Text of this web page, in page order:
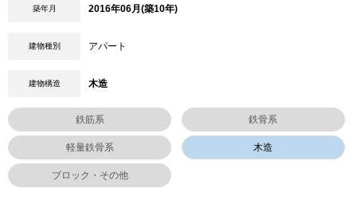
築年月 2016年06月(築10年)
建物種別 アパート
建物構造 木造
鉄筋系 鉄骨系
軽量鉄骨系 木造
ブロック・その他